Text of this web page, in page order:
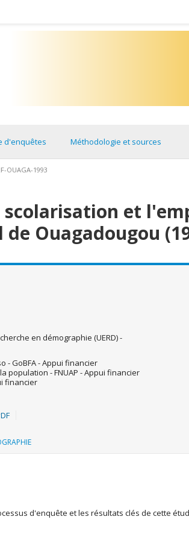
d'enquêtes Méthodologie et sources
OUAGA-1993
et
Ouagadougou
en démographie (UERD) -
- GoBFA - Appui financier
population - FNUAP - Appui financier
financier
d'enquête et les résultats clés de cette